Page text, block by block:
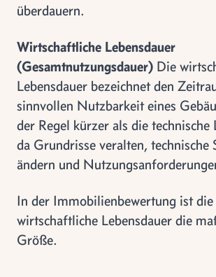
überdauern.
Wirtschaftliche Lebensdauer
(Gesamtnutzungsdauer) Die
Lebensdauer bezeichnet den
sinnvollen Nutzbarkeit eines
der Regel kürzer als die technische
da Grundrisse veralten, technische
ändern und
In der Immobilienbewertung ist die
wirtschaftliche Lebensdauer die
Größe.